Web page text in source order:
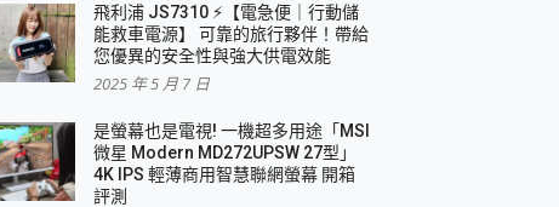
飛利浦 JS7310 ⚡【電急便｜行動儲
能救車電源】 可靠的旅行夥伴！帶給
您優異的安全性與強大供電效能
2025 年 5 月 7 日
是螢幕也是電視! 一機超多用途「MSI
微星 Modern MD272UPSW 27型」
4K IPS 輕薄商用智慧聯網螢幕 開箱
評測